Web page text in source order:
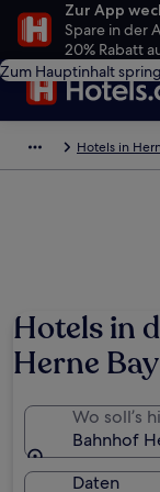
Zur App
Spare in der
20% Rabatt
Zum Hauptinhalt
Hotels in
Hotels in
Herne
Wo soll’s
Bahnhof
Daten